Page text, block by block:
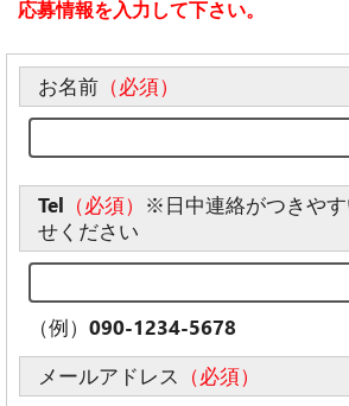
応募情報を入力して下さい。
お名前 （必須）
Tel （必須） ※日中連絡がつきや
せください
（例）090-1234-5678
メールアドレス
（必須）